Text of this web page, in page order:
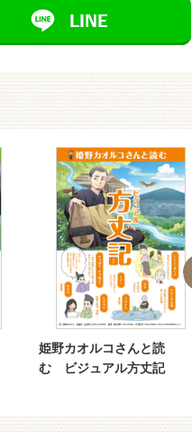
姫野カオルコさんと読
む ビジュアル方丈記